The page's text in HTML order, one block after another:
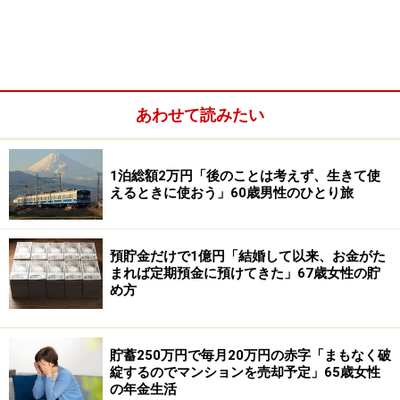
いるという今回の投稿者。
自身の老後資金について貯めすぎと感じているか、それ
とも足りないと感じているか、との質問には「ちょうど
いい」と回答。
その理由として、「36歳と遅い結婚で、高齢ながら2子
を授かったあと、それまで貯蓄らしい貯蓄もなかったの
で、徹底的に家庭の収支のチェックをはじめ、今後に考
『MoneyLIFE』とタイトルした自分の家庭のお金年表を
作り取り組んだ」結果、貯められた額だからと語ってい
ます。
あわせて読みたい
1泊総額2万円「後のことは考えず、生きて使
えるときに使おう」60歳男性のひとり旅
預貯金だけで1億円「結婚して以来、お金がた
まれば定期預金に預けてきた」67歳女性の貯
め方
貯蓄250万円で毎月20万円の赤字「まもなく破
綻するのでマンションを売却予定」65歳女性
の年金生活